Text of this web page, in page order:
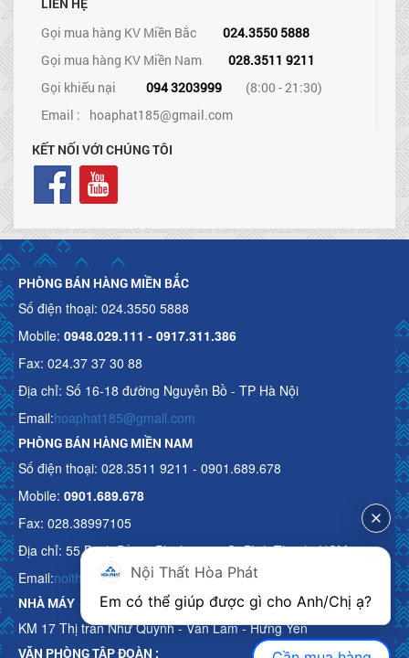
Gọi mua hàng KV Miền Bắc
024.3550 5888
Gọi mua hàng KV Miền Nam
028.3511 9211
Gọi khiếu nại
094 3203999
(8:00 - 21:30)
Email : hoaphat185@gmail.com
KẾT NỐI VỚI CHÚNG TÔI
PHÒNG BÁN HÀNG MIỀN BẮC
Số điện thoại: 024.3550 5888
Mobile: 0948.029.111 - 0917.311.386
Fax: 024.37 37 30 88
Địa chỉ: Số 16-18 đường Nguyễn Bồ - TP Hà Nội
Email:hoaphat185@gmail.com
PHÒNG BÁN HÀNG MIỀN NAM
Số điện thoại: 028.3511 9211 - 0901.689.678
Mobile: 0901.689.678
Fax: 028.38997105
Địa chỉ: 55 Bạch Đằng, Phường 15, Q. Bình Thạnh, HCM
Email:noithathoaphattot@gmail.com
NHÀ MÁY
KM 17 Thị trấn Như Quỳnh - Văn Lâm - Hưng Yên
VĂN PHÒNG TẬP ĐOÀN :
Nội Thất Hòa Phát